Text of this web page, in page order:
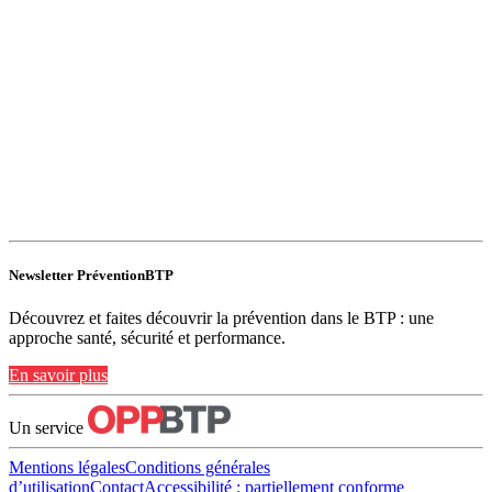
Newsletter PréventionBTP
Découvrez et faites découvrir la prévention dans le BTP : une
approche santé, sécurité et performance.
En savoir plus
Un service
Mentions légalesConditions générales
d’utilisationContactAccessibilité : partiellement conforme